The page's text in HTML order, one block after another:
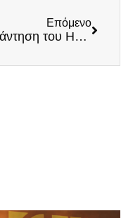
Επόμενο
Απάντηση του Ηλία Κασιδιάρη στον ΒΗΜΑΤΟΔΟΤΗ